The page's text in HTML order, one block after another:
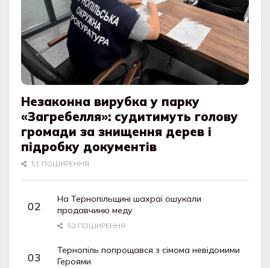
Незаконна вирубка у парку
«Загребелля»: судитимуть голову
громади за знищення дерев і
підробку документів
51 ПОШИРЕННЯ
На Тернопільщині шахраї ошукали
продавчиню меду
52 ПОШИРЕННЯ
Тернопіль попрощався з сімома невідомими
Героями